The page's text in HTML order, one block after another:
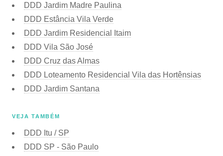
DDD Jardim Madre Paulina
DDD Estância Vila Verde
DDD Jardim Residencial Itaim
DDD Vila São José
DDD Cruz das Almas
DDD Loteamento Residencial Vila das Hortênsias
DDD Jardim Santana
VEJA TAMBÉM
DDD Itu / SP
DDD SP - São Paulo